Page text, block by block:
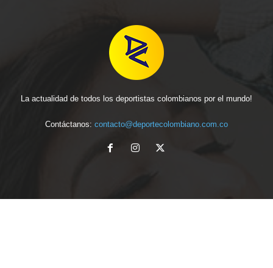
La actualidad de todos los deportistas colombianos por el mundo!
Contáctanos: contacto@deportecolombiano.com.co